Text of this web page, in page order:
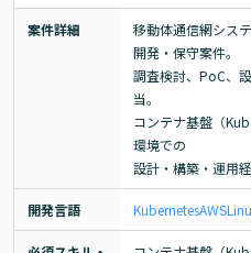
案件詳細
移動体通信網シス
開発・保守案件。
調査検討、PoC、
当。
コンテナ基盤（
環境での
設計・構築・運用
開発言語 KubernetesAWS